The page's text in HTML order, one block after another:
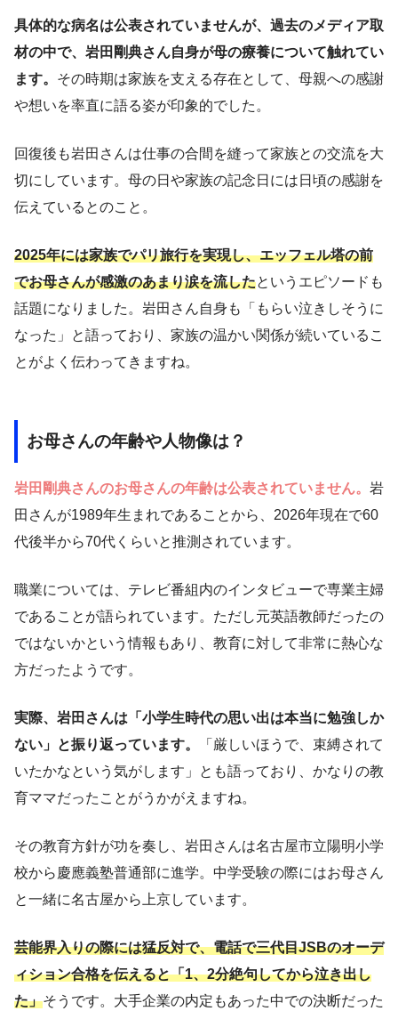
具体的な病名は公表されていませんが、過去のメディア取
材の中で、岩田剛典さん自身が母の療養について触れてい
ます。 その時期は家族を支える存在として、母親への感謝
や想いを率直に語る姿が印象的でした。
回復後も岩田さんは仕事の合間を縫って家族との交流を大
切にしています。母の日や家族の記念日には日頃の感謝を
伝えているとのこと。
2025年には家族でパリ旅行を実現し、エッフェル塔の前
でお母さんが感激のあまり涙を流したというエピソードも
話題になりました。岩田さん自身も「もらい泣きしそうに
なった」と語っており、家族の温かい関係が続いているこ
とがよく伝わってきますね。
お母さんの年齢や人物像は？
岩田剛典さんのお母さんの年齢は公表されていません。 岩
田さんが1989年生まれであることから、2026年現在で60
代後半から70代くらいと推測されています。
職業については、テレビ番組内のインタビューで専業主婦
であることが語られています。ただし元英語教師だったの
ではないかという情報もあり、教育に対して非常に熱心な
方だったようです。
実際、岩田さんは「小学生時代の思い出は本当に勉強しか
ない」と振り返っています。
「厳しいほうで、束縛されて
いたかなという気がします」とも語っており、かなりの教
育ママだったことがうかがえますね。
その教育方針が功を奏し、岩田さんは名古屋市立陽明小学
校から慶應義塾普通部に進学。中学受験の際にはお母さん
と一緒に名古屋から上京しています。
芸能界入りの際には猛反対で、電話で三代目JSBのオーデ
ィション合格を伝えると「1、2分絶句してから泣き出し
た」そうです。大手企業の内定もあった中での決断だった